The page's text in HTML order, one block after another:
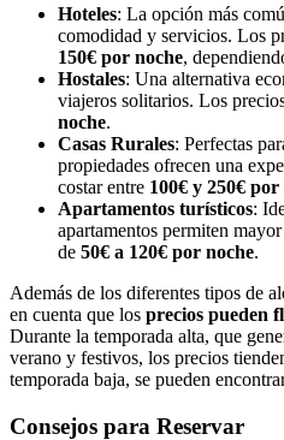
Hoteles: La opción más
comodidad y servicios. Los
150€ por noche,
Hostales: Una alternativa
viajeros solitarios. Los
noche.
Casas Rurales: Perfectas
propiedades ofrecen una
costar entre 100€ y 250€ por
Apartamentos turísticos:
apartamentos permiten
de 50€ a 120€ por noche.
Además de los diferentes tipos de
en cuenta que los precios pueden
Durante la temporada alta, que
verano y festivos, los precios
temporada baja, se pueden
Consejos para Reservar